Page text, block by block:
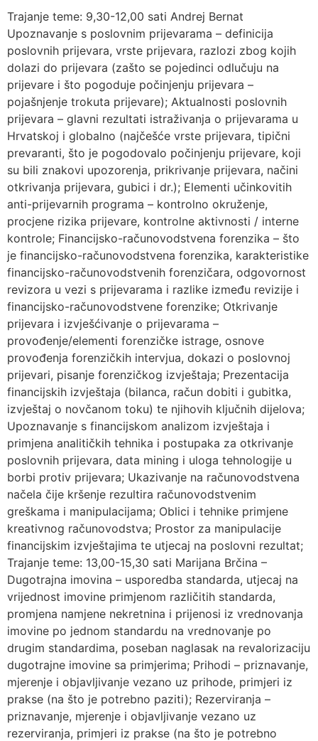
Trajanje teme: 9,30-12,00 sati Andrej Bernat
Upoznavanje s poslovnim prijevarama – definicija
poslovnih prijevara, vrste prijevara, razlozi zbog kojih
dolazi do prijevara (zašto se pojedinci odlučuju na
prijevare i što pogoduje počinjenju prijevara –
pojašnjenje trokuta prijevare); Aktualnosti poslovnih
prijevara – glavni rezultati istraživanja o prijevarama u
Hrvatskoj i globalno (najčešće vrste prijevara, tipični
prevaranti, što je pogodovalo počinjenju prijevare, koji
su bili znakovi upozorenja, prikrivanje prijevara, načini
otkrivanja prijevara, gubici i dr.); Elementi učinkovitih
anti-prijevarnih programa – kontrolno okruženje,
procjene rizika prijevare, kontrolne aktivnosti / interne
kontrole; Financijsko-računovodstvena forenzika – što
je financijsko-računovodstvena forenzika, karakteristike
financijsko-računovodstvenih forenzičara, odgovornost
revizora u vezi s prijevarama i razlike između revizije i
financijsko-računovodstvene forenzike; Otkrivanje
prijevara i izvješćivanje o prijevarama –
provođenje/elementi forenzičke istrage, osnove
provođenja forenzičkih intervjua, dokazi o poslovnoj
prijevari, pisanje forenzičkog izvještaja; Prezentacija
financijskih izvještaja (bilanca, račun dobiti i gubitka,
izvještaj o novčanom toku) te njihovih ključnih dijelova;
Upoznavanje s financijskom analizom izvještaja i
primjena analitičkih tehnika i postupaka za otkrivanje
poslovnih prijevara, data mining i uloga tehnologije u
borbi protiv prijevara; Ukazivanje na računovodstvena
načela čije kršenje rezultira računovodstvenim
greškama i manipulacijama; Oblici i tehnike primjene
kreativnog računovodstva; Prostor za manipulacije
financijskim izvještajima te utjecaj na poslovni rezultat;
Trajanje teme: 13,00-15,30 sati Marijana Brčina –
Dugotrajna imovina – usporedba standarda, utjecaj na
vrijednost imovine primjenom različitih standarda,
promjena namjene nekretnina i prijenosi iz vrednovanja
imovine po jednom standardu na vrednovanje po
drugim standardima, poseban naglasak na revalorizaciju
dugotrajne imovine sa primjerima; Prihodi – priznavanje,
mjerenje i objavljivanje vezano uz prihode, primjeri iz
prakse (na što je potrebno paziti); Rezerviranja –
priznavanje, mjerenje i objavljivanje vezano uz
rezerviranja, primjeri iz prakse (na što je potrebno